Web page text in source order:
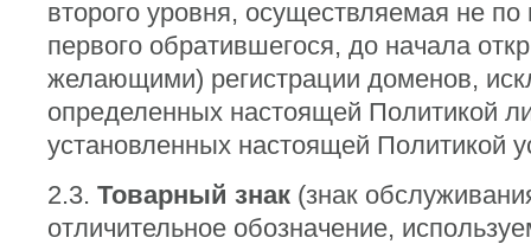
второго уровня, осуществляемая не по
первого обратившегося, до начала
желающими) регистрации доменов,
определенных настоящей Политикой
установленных настоящей Политикой
2.3. Товарный знак (знак
отличительное обозначение,